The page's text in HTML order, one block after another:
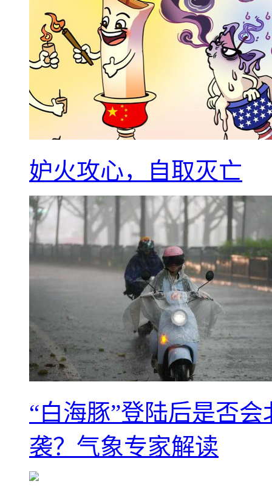
妒火攻心，自取灭亡
“白海豚”登陆后是否
袭？气象专家解读